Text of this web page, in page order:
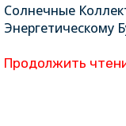
Солнечные
Энергетическому
Продолжить